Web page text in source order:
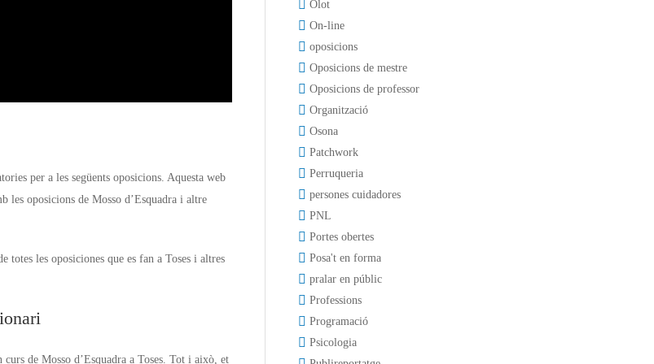
per a les següents oposicions. Aquesta web
les oposicions de Mosso d’Esquadra i altre
totes les oposiciones que es fan a Toses i altres
de Mosso d’Esquadra a Toses. Tot i això, et
Olot
On-line
oposicions
Oposicions de mestre
Oposicions de professor
Organització
Osona
Patchwork
Perruqueria
persones cuidadores
PNL
Portes obertes
Posa't en forma
pralar en públic
Professions
Programació
Psicologia